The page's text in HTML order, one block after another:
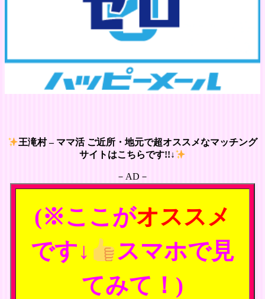
王滝村 – ママ活 ご近所・地元で超オススメなマッチング
サイトはこちらです!!↓
－AD－
(※ここがオススメ
です↓
スマホで見
てみて！)